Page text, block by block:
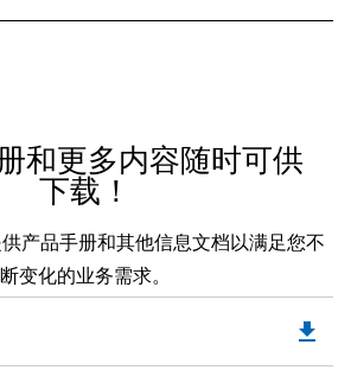
和更多内容随时可供
下载！
产品手册和其他信息文档以满足您不
断变化的业务需求。
file_download